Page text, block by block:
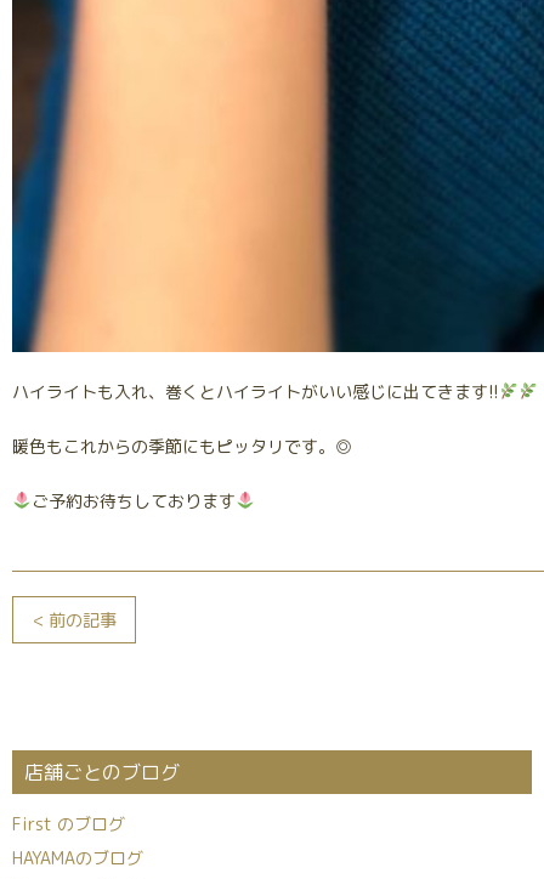
ハイライトも入れ、巻くとハイライトがいい感じに出てきます!!
暖色もこれからの季節にもピッタリです。◎
ご予約お待ちしております
< 前の記事
店舗ごとのブログ
First のブログ
HAYAMAのブログ